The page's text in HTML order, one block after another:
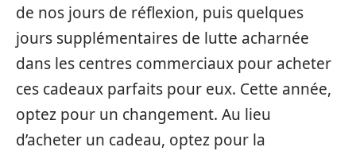
de nos jours de réflexion, puis quelques
jours supplémentaires de lutte acharnée
dans les centres commerciaux pour acheter
ces cadeaux parfaits pour eux. Cette année,
optez pour un changement. Au lieu
d’acheter un cadeau, optez pour la